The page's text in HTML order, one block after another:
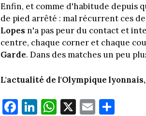
Enfin, et comme d'habitude depuis
de pied arrêté : mal récurrent ces
Lopes n'a pas peur du contact et
centre, chaque corner et chaque
Garde. Dans des matches un peu
L'actualité de l'Olympique
Fa Li W X E